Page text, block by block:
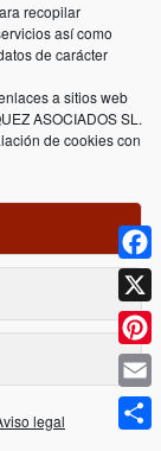
recopilar
así como
de carácter
a sitios web
ASOCIADOS SL.
de cookies con
legal
derivadas de la
o cese de su
señalado.
negativas
negativas
permanente.
imponible las
a través de un
de transmisión
rentas negativas
X
Email
su consulta